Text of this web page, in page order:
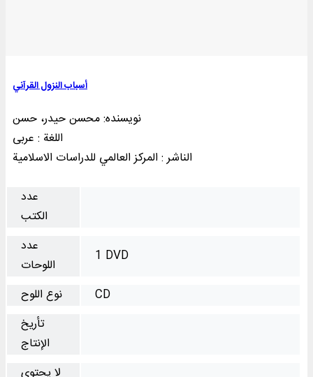
أسباب النزول القرآني
نویسنده: محسن حیدر، حسن
اللغة : عربی
الناشر : المرکز العالمي للدراسات الاسلامیة
عدد
الكتب
عدد
اللوحات
1 DVD
نوع اللوح
CD
تأريخ
الإنتاج